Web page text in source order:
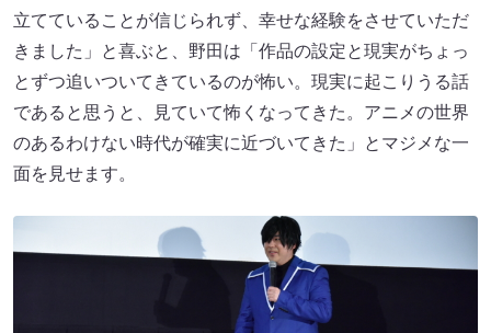
立てていることが信じられず、幸せな経験をさせていただ
きました」と喜ぶと、野田は「作品の設定と現実がちょっ
とずつ追いついてきているのが怖い。現実に起こりうる話
であると思うと、見ていて怖くなってきた。アニメの世界
のあるわけない時代が確実に近づいてきた」とマジメな一
面を見せます。